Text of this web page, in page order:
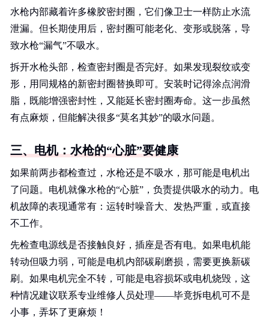
水枪内部藏着许多橡胶密封圈，它们像卫士一样防止水流
泄漏。但长期使用后，密封圈可能老化、变形或脱落，导
致水枪“漏气”不吸水。
拆开水枪头部，检查密封圈是否完好。如果发现裂纹或变
形，用同规格的新密封圈替换即可。安装时记得涂点润滑
脂，既能增强密封性，又能延长密封圈寿命。这一步虽然
有点麻烦，但能解决很多“莫名其妙”的吸水问题。
三、电机：水枪的“心脏”要健康
如果前两步都检查过，水枪还是不吸水，那可能是电机出
了问题。电机就像水枪的“心脏”，负责提供吸水的动力。电
机故障的表现通常有：运转时噪音大、发热严重，或直接
不工作。
先检查电源线是否接触良好，插座是否有电。如果电机能
转动但吸力弱，可能是电机内部碳刷磨损，需要更换新碳
刷。如果电机完全不转，可能是电容损坏或电机烧毁，这
种情况建议联系专业维修人员处理——毕竟拆电机可不是
小事，弄坏了更麻烦！